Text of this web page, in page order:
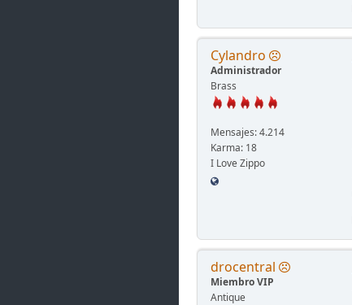
Cylandro
Administrador
Brass
Mensajes: 4.214
Karma: 18
I Love Zippo
drocentral
Miembro VIP
Antique